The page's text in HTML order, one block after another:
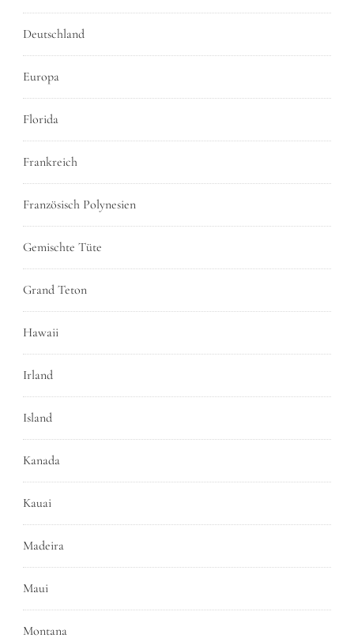
Deutschland
Europa
Florida
Frankreich
Französisch Polynesien
Gemischte Tüte
Grand Teton
Hawaii
Irland
Island
Kanada
Kauai
Madeira
Maui
Montana